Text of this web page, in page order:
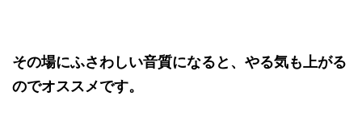
その場にふさわしい音質になると、やる気も上がる
のでオススメです。